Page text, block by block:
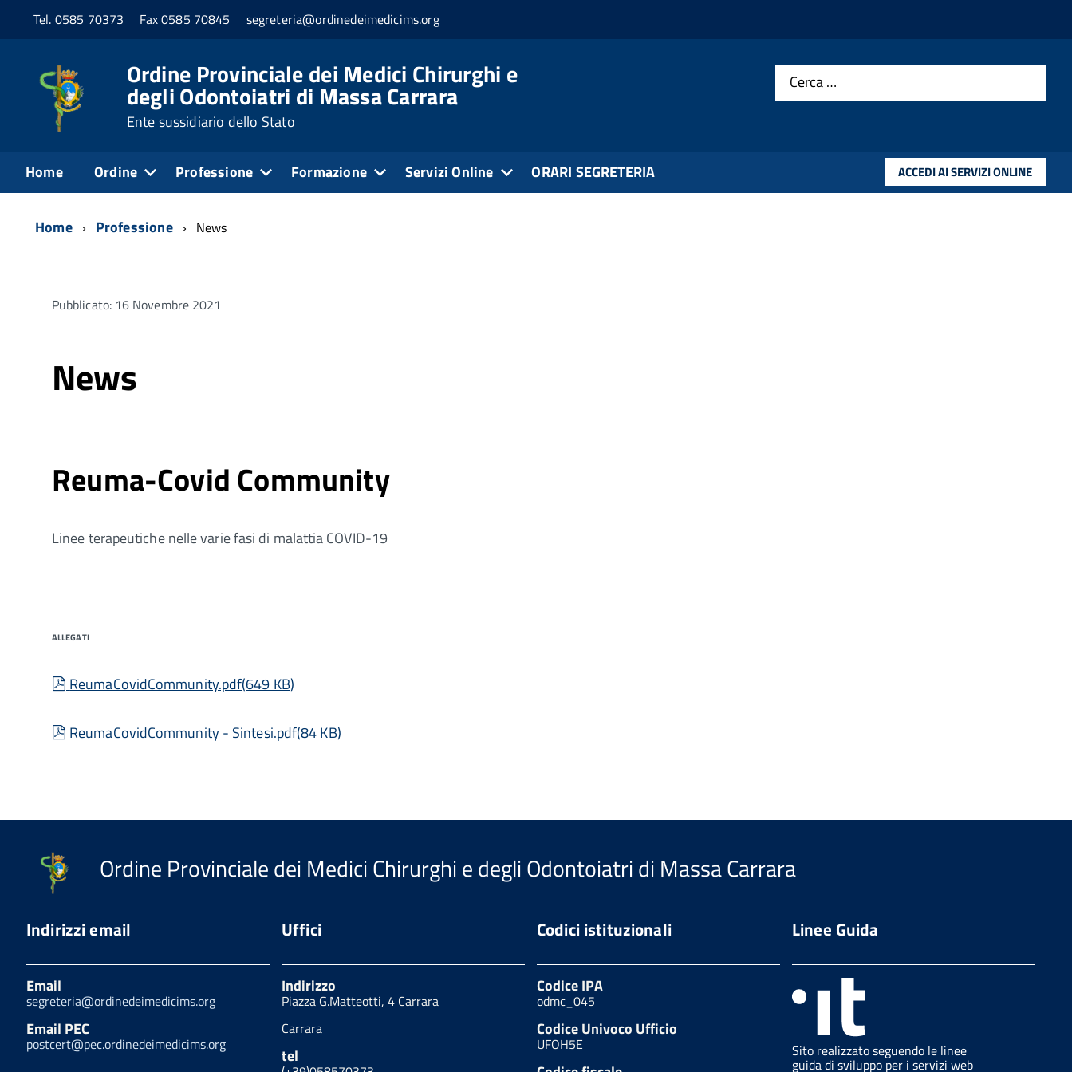
Tel. 0585 70373 Fax 0585 70845 segreteria@ordinedeimedicims.org
Ordine Provinciale dei Medici Chirurghi e
degli Odontoiatri di Massa Carrara
Ente sussidiario dello Stato
Cerca …
Home Ordine Professione Formazione Servizi Online ORARI SEGRETERIA ACCEDI AI SERVIZI ONLINE
Home Professione News
Pubblicato: 16 Novembre 2021
News
Reuma-Covid Community
Linee terapeutiche nelle varie fasi di malattia COVID-19
ALLEGATI
pdf
ReumaCovidCommunity.pdf(649 KB)
pdf
ReumaCovidCommunity - Sintesi.pdf(84 KB)
Ordine Provinciale dei Medici Chirurghi e degli Odontoiatri di Massa Carrara
Indirizzi email
Email
segreteria@ordinedeimedicims.org
Email PEC
postcert@pec.ordinedeimedicims.org
Uffici
Indirizzo
Piazza G.Matteotti, 4 Carrara
Carrara
tel
Codici istituzionali
Codice IPA
odmc_045
Codice Univoco Ufficio
UFOH5E
Linee Guida
Sito realizzato seguendo le linee
guida di sviluppo per i servizi web